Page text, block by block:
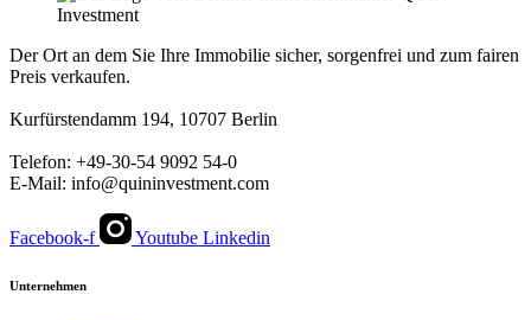
Der Ort an dem Sie Ihre Immobilie sicher, sorgenfrei und zum fairen
Preis verkaufen.
Kurfürstendamm 194, 10707 Berlin
Telefon: +49-30-54 9092 54-0
E-Mail: info@quininvestment.com
Facebook-f Youtube Linkedin
Unternehmen